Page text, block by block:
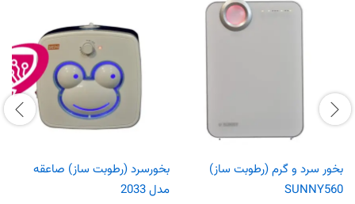
بخور سرد و گرم (رطوبت ساز)
SUNNY560
بخورسرد (رطوبت ساز) صاعقه
مدل 2033